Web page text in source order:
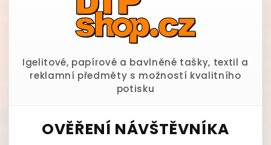
Igelitové, papírové a bavlněné tašky, textil a
reklamní předměty s možností kvalitního
potisku
OVĚŘENÍ NÁVŠTĚVNÍKA